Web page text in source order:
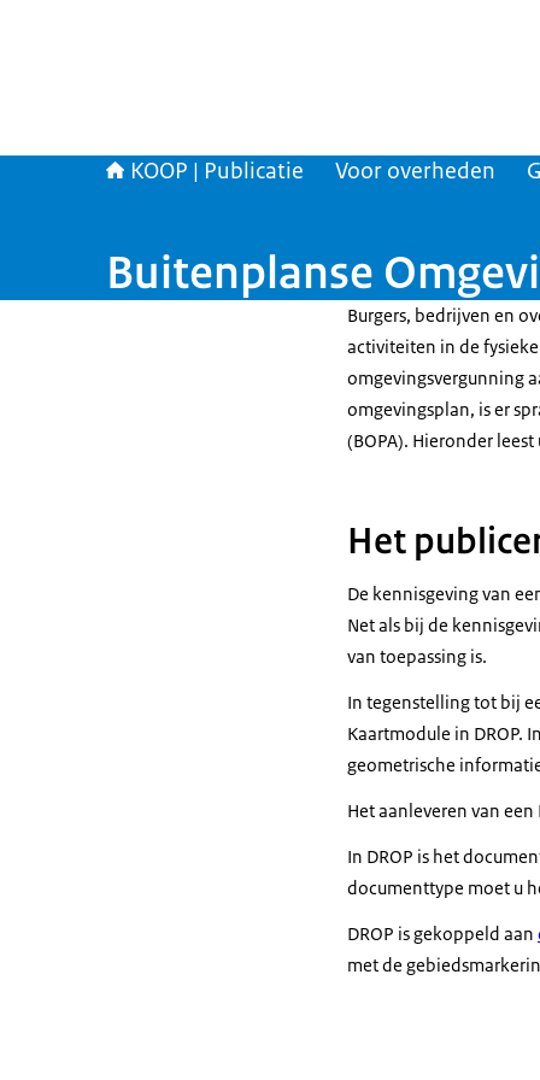
KOOP | Publicatie Voor overheden
Buitenplanse
Burgers, bedrijven en
activiteiten in de
omgevingsvergunning
omgevingsplan, is er
(BOPA). Hieronder
Het
De kennisgeving van
Net als bij de
van toepassing is.
In tegenstelling tot bij
Kaartmodule in DROP.
geometrische
Het aanleveren van een
In DROP is het
documenttype moet u
DROP is gekoppeld aan
met de